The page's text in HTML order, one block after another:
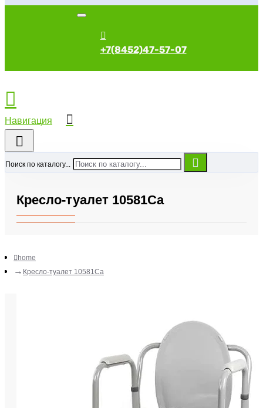
+7(8452)47-57-07
Поиск по каталогу...
Кресло-туалет 10581Са
home
Кресло-туалет 10581Са